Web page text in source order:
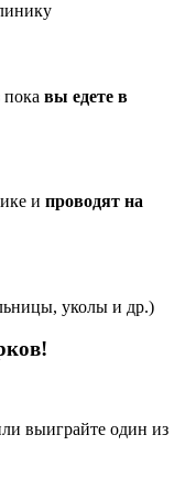
вы едете в
и проводят на
уколы и др.)
выиграйте один из